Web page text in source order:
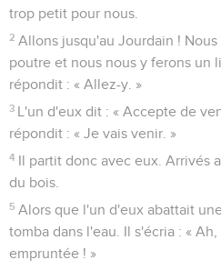
trop petit pour nous.
2 Allons jusqu'au Jourdain !
poutre et nous nous y ferons un
répondit : « Allez-y. »
3 L'un d'eux dit : « Accepte de
répondit : « Je vais venir. »
4 Il partit donc avec eux. Arrivés
du bois.
5 Alors que l'un d'eux abattait
tomba dans l'eau. Il s'écria : «
empruntée ! »